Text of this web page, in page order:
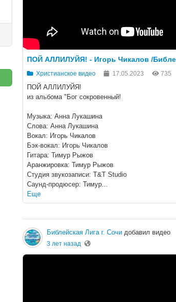
ПОЙ АЛЛИЛУЙЯ! - Игорь Чикалов /
Христианское видео 17.05.2023 735
ПОЙ АЛЛИЛУЙЯ!
из альбома "Бог сокровенный!
Музыка: Анна Лукашина
Слова: Анна Лукашина
Вокал: Игорь Чикалов
Бэк-вокал: Игорь Чикалов
Гитара: Тимур Рыжов
Аранжировка: Тимур Рыжов
Студия звукозаписи: Т&Т Studio
Саунд-продюсер: Тимур...
Еще
Библейская Лига г. Сочи добавил видео
3 лет назад